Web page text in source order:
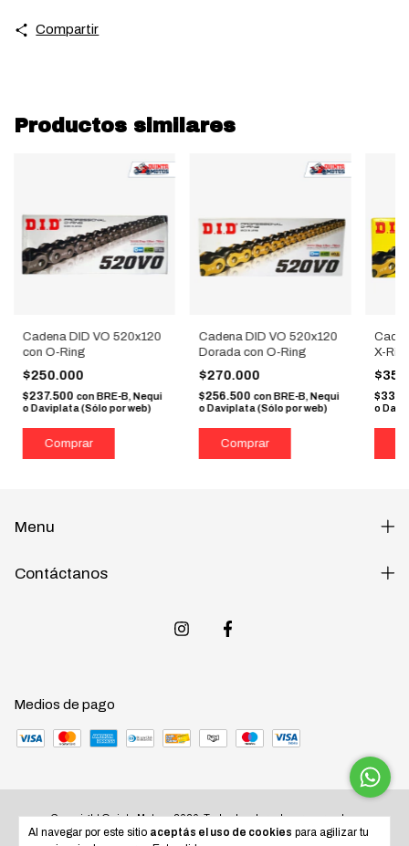
Al navegar por este sitio aceptás el uso de cookies para agilizar tu
Compartir
Productos similares
Cadena DID VO 520x120
con O-Ring
$250.000
$237.500 con BRE-B, Nequi
o Daviplata (Sólo por web)
Cadena DID VO 520x120
Dorada con O-Ring
$270.000
$256.500 con BRE-B, Nequi
o Daviplata (Sólo por web)
X-
o
Menu
Contáctanos
Medios de pago
Copyright Quinta Motos - 2026. Todos los derechos reservados.